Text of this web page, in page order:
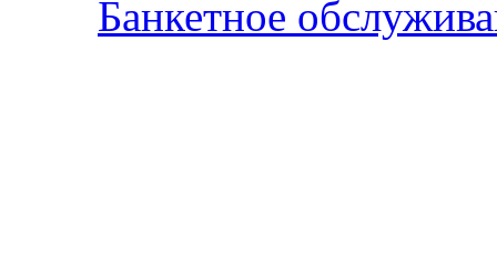
Банкетное